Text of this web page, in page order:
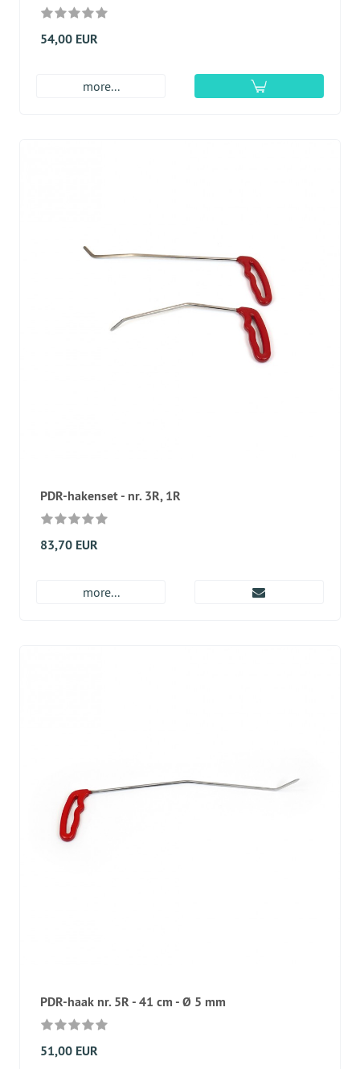
54,00 EUR
more...
PDR-hakenset - nr. 3R, 1R
83,70 EUR
more...
PDR-haak nr. 5R - 41 cm - Ø 5 mm
51,00 EUR